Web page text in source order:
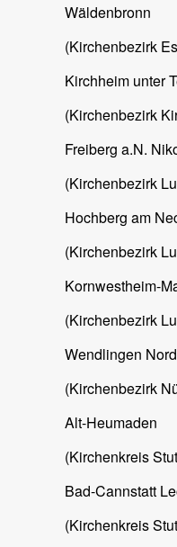
Wäldenbronn
(Kirchenbezirk
Kirchheim unter
(Kirchenbezirk
Freiberg a.N.
(Kirchenbezirk
Hochberg am
(Kirchenbezirk
Kornwestheim-
(Kirchenbezirk
Wendlingen Nord
(Kirchenbezirk
Alt-Heumaden
(Kirchenkreis
Bad-Cannstatt
(Kirchenkreis